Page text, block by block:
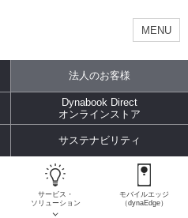
MENU
法人のお客様
Dynabook Direct
オンラインストア
サステナビリティ
サービス・
ソリューション
モバイルエッジ
（dynaEdge）